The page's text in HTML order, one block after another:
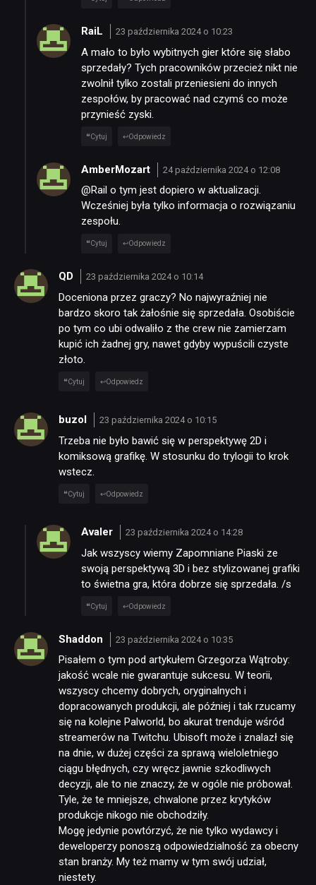
RaiL 23 października 2024 o 10:23
A mało to było wybitnych gier które się słabo
sprzedały? Tych pracowników przecież nikt nie
zwolnił tylko zostali przeniesieni do innych
zespołów, by pracować nad czymś co może
przynieść zyski.
Cytuj Odpowiedz
AmberMozart 24 października 2024 o 12:08
@Rail o tym jest dopiero w aktualizacji.
Wcześniej była tylko informacja o rozwiązaniu
zespołu.
Cytuj Odpowiedz
QD 23 października 2024 o 10:14
Doceniona przez graczy? No najwyraźniej nie
bardzo skoro tak żałośnie się sprzedała. Osobiście
po tym co ubi odwaliło z the crew nie zamierzam
kupić ich żadnej gry, nawet gdyby wypuścili czyste
złoto.
Cytuj Odpowiedz
buzol 23 października 2024 o 10:15
Trzeba nie było bawić się w perspektywę 2D i
komiksową grafikę. W stosunku do trylogii to krok
wstecz.
Cytuj Odpowiedz
Avaler 23 października 2024 o 14:28
Jak wszyscy wiemy Zapomniane Piaski ze
swoją perspektywą 3D i bez stylizowanej grafiki
to świetna gra, która dobrze się sprzedała. /s
Cytuj Odpowiedz
Shaddon 23 października 2024 o 10:35
Pisałem o tym pod artykułem Grzegorza Wątroby:
jakość wcale nie gwarantuje sukcesu. W teorii,
wszyscy chcemy dobrych, oryginalnych i
dopracowanych produkcji, ale później i tak rzucamy
się na kolejne Palworld, bo akurat trenduje wśród
streamerów na Twitchu. Ubisoft może i znalazł się
na dnie, w dużej części za sprawą wieloletniego
ciągu błędnych, czy wręcz jawnie szkodliwych
decyzji, ale to nie znaczy, że w ogóle nie próbował.
Tyle, że te mniejsze, chwalone przez krytyków
produkcje nikogo nie obchodziły.
Mogę jedynie powtórzyć, że nie tylko wydawcy i
deweloperzy ponoszą odpowiedzialność za obecny
stan branży. My też mamy w tym swój udział,
niestety.